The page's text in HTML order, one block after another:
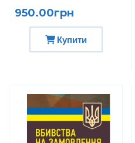
950.00грн
Купити